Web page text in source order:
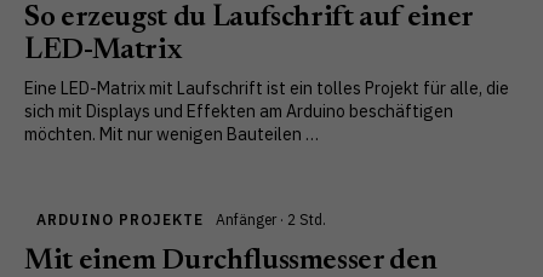
So erzeugst du Laufschrift auf einer
LED-Matrix
Eine LED-Matrix mit Laufschrift ist ein tolles Projekt für alle, die
sich mit Displays und Effekten am Arduino beschäftigen
möchten. Mit nur wenigen Bauteilen …
ARDUINO PROJEKTE Anfänger · 2 Std.
Mit einem Durchflussmesser den